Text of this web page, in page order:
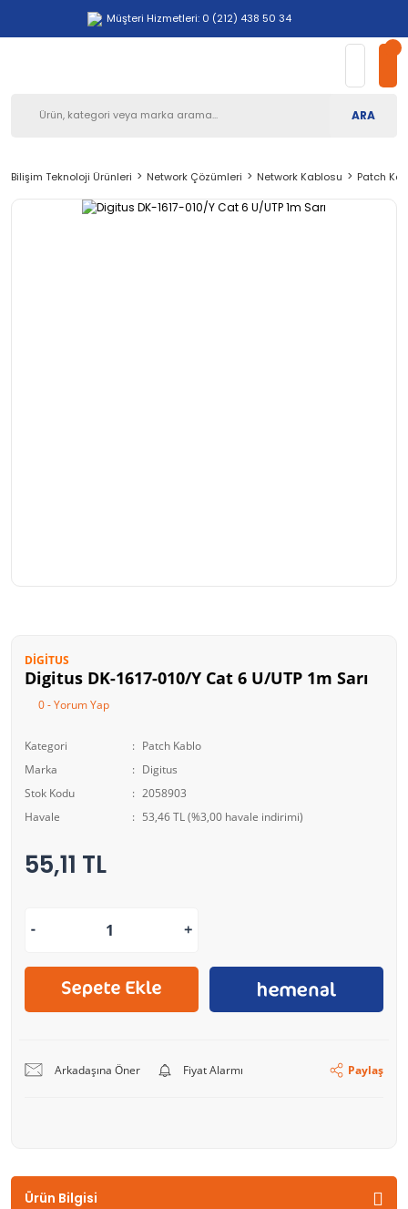
Müşteri Hizmetleri: 0 (212) 438 50 34
ARA
Bilişim Teknoloji Ürünleri Network Çözümleri Network Kablosu Patch
DIGITUS
Digitus DK-1617-010/Y Cat 6 U/UTP 1m Sarı
0 - Yorum Yap
Kategori
Patch Kablo
Marka
Digitus
Stok Kodu
2058903
Havale
53,46 TL (%3,00 havale indirimi)
55,11 TL
Arkadaşına Öner Fiyat Alarmı Paylaş
Ürün Bilgisi